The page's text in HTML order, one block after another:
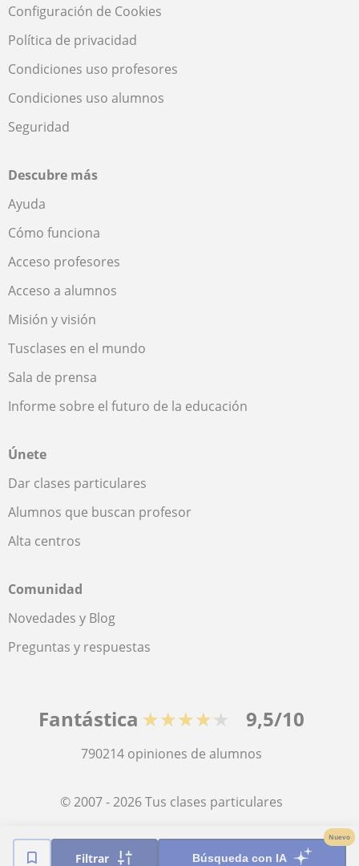
Filtrar Búsqueda con IA
Nuevo
Configuración de Cookies
Política de privacidad
Condiciones uso profesores
Condiciones uso alumnos
Seguridad
Descubre más
Ayuda
Cómo funciona
Acceso profesores
Acceso a alumnos
Misión y visión
Tusclases en el mundo
Sala de prensa
Informe sobre el futuro de la educación
Únete
Dar clases particulares
Alumnos que buscan profesor
Alta centros
Comunidad
Novedades y Blog
Preguntas y respuestas
Fantástica ★★★★★ 9,5/10
790214 opiniones de alumnos
© 2007 - 2026 Tus clases particulares
Mapa web:Profesores particulares